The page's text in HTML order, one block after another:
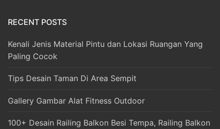
RECENT POSTS
Kenali Jenis Material Pintu dan Lokasi Ruangan Yang
Paling Cocok
Tips Desain Taman Di Area Sempit
Gallery Gambar Alat Fitness Outdoor
100+ Desain Railing Balkon Besi Tempa, Railing Balkon